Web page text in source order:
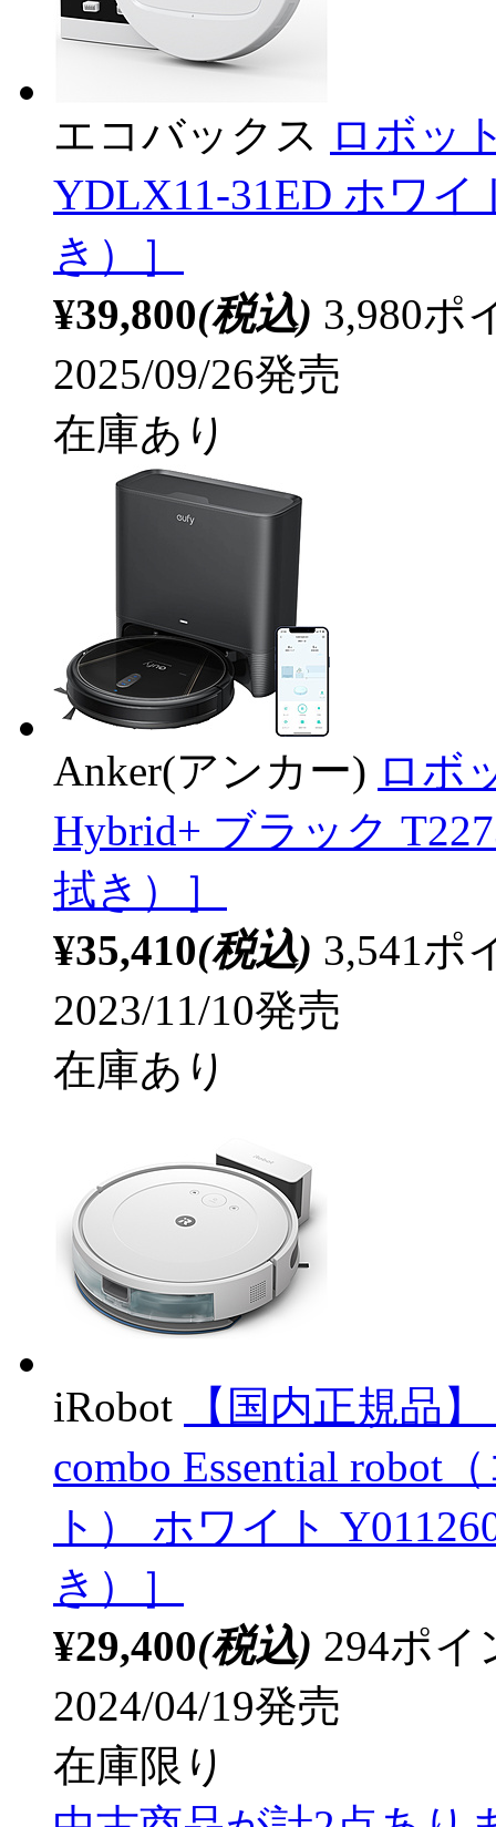
エコバックス ロボッ
YDLX11-31ED ホワ
き）］
¥39,800(税込) 3,980ポ
2025/09/26発売
在庫あり
Anker(アンカー) ロボ
Hybrid+ ブラック
拭き）］
¥35,410(税込) 3,541ポ
2023/11/10発売
在庫あり
iRobot
【国内正規品
combo Essential robot
ト） ホワイト
き）］
¥29,400(税込) 294ポ
2024/04/19発売
在庫限り